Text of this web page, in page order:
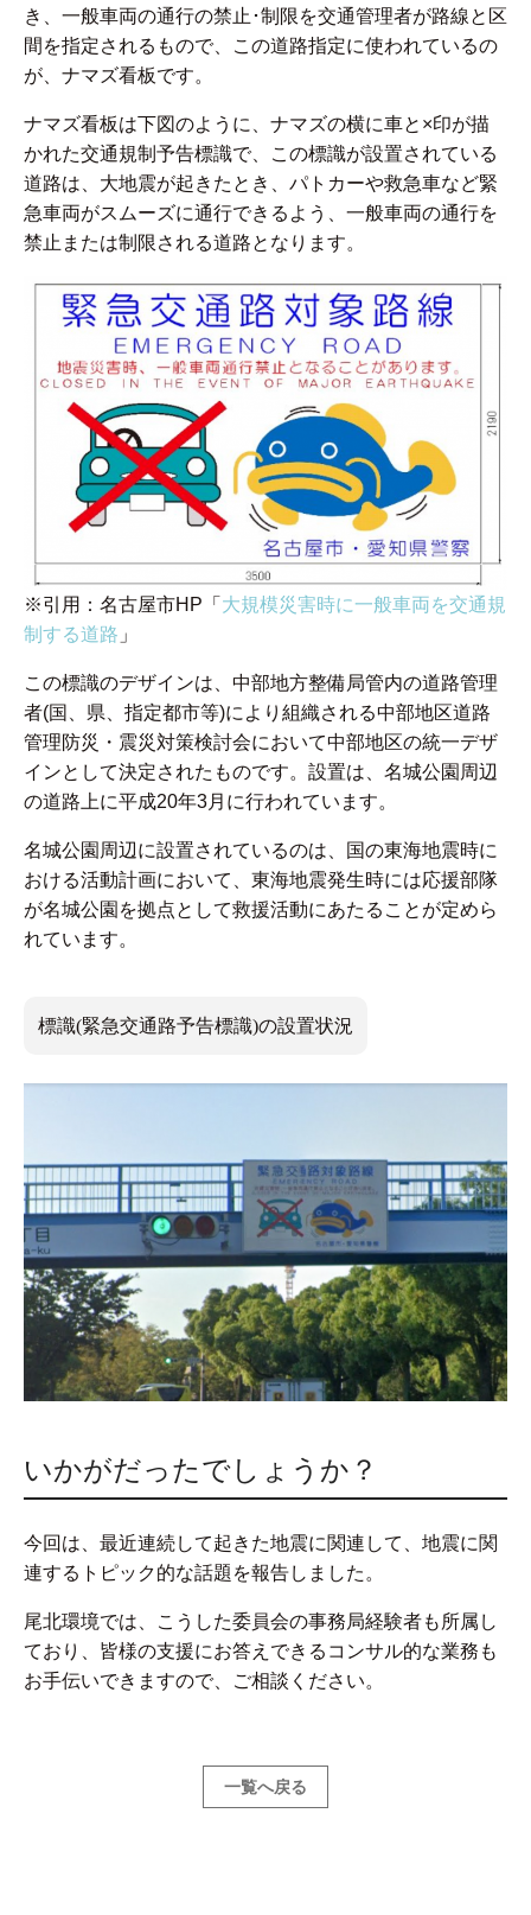
き、一般車両の通行の禁止･制限を交通管理者が路線と区
間を指定されるもので、この道路指定に使われているの
が、ナマズ看板です。
ナマズ看板は下図のように、ナマズの横に車と×印が描
かれた交通規制予告標識で、この標識が設置されている
道路は、大地震が起きたとき、パトカーや救急車など緊
急車両がスムーズに通行できるよう、一般車両の通行を
禁止または制限される道路となります。
※引用：名古屋市HP「 大規模災害時に一般車両を交通規
制する道路 」
この標識のデザインは、中部地方整備局管内の道路管理
者(国、県、指定都市等)により組織される中部地区道路
管理防災・震災対策検討会において中部地区の統一デザ
インとして決定されたものです。設置は、名城公園周辺
の道路上に平成20年3月に行われています。
名城公園周辺に設置されているのは、国の東海地震時に
おける活動計画において、東海地震発生時には応援部隊
が名城公園を拠点として救援活動にあたることが定めら
れています。
標識(緊急交通路予告標識)の設置状況
いかがだったでしょうか？
今回は、最近連続して起きた地震に関連して、地震に関
連するトピック的な話題を報告しました。
尾北環境では、こうした委員会の事務局経験者も所属し
ており、皆様の支援にお答えできるコンサル的な業務も
お手伝いできますので、ご相談ください。
一覧へ戻る